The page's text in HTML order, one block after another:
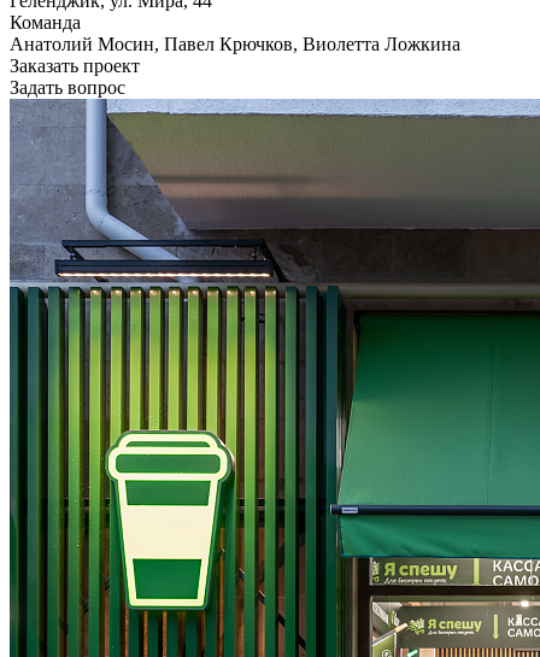
Команда
Анатолий Мосин, Павел Крючков, Виолетта Ложкина
Заказать проект
Задать вопрос